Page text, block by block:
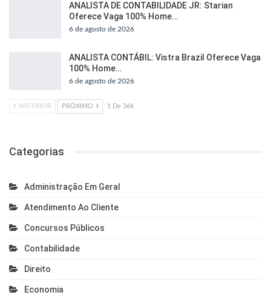
ANALISTA DE CONTABILIDADE JR: Starian
Oferece Vaga 100% Home…
6 de agosto de 2026
ANALISTA CONTÁBIL: Vistra Brazil Oferece Vaga
100% Home…
6 de agosto de 2026
ANTERIOR PRÓXIMO 1 De 366
Categorias
Administração Em Geral
Atendimento Ao Cliente
Concursos Públicos
Contabilidade
Direito
Economia